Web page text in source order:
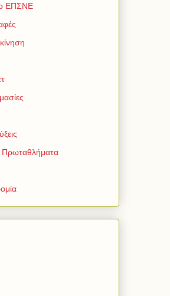
ΕΠΣΝΕ
Πρωταθλήματα